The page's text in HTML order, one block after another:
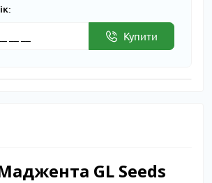
Купити
GL Seeds